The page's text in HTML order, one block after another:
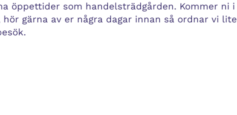
öppettider som handelsträdgården. Kommer ni i
gärna av er några dagar innan så ordnar vi lite